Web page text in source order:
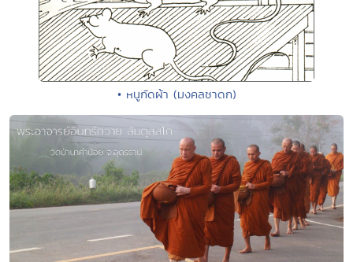
• หนูกัดผ้า (มงคลชาดก)